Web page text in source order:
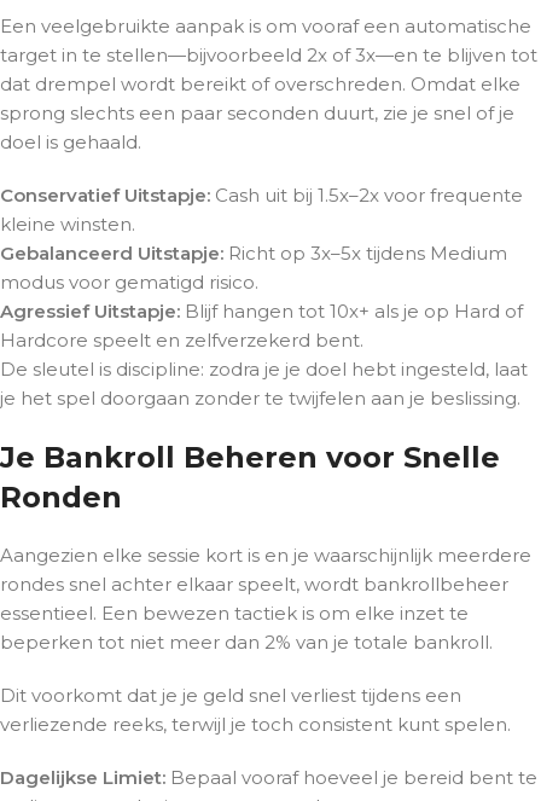
Een veelgebruikte aanpak is om vooraf een automatische
target in te stellen—bijvoorbeeld 2x of 3x—en te blijven tot
dat drempel wordt bereikt of overschreden. Omdat elke
sprong slechts een paar seconden duurt, zie je snel of je
doel is gehaald.
Conservatief Uitstapje: Cash uit bij 1.5x–2x voor frequente
kleine winsten.
Gebalanceerd Uitstapje: Richt op 3x–5x tijdens Medium
modus voor gematigd risico.
Agressief Uitstapje: Blijf hangen tot 10x+ als je op Hard of
Hardcore speelt en zelfverzekerd bent.
De sleutel is discipline: zodra je je doel hebt ingesteld, laat
je het spel doorgaan zonder te twijfelen aan je beslissing.
Je Bankroll Beheren voor Snelle
Ronden
Aangezien elke sessie kort is en je waarschijnlijk meerdere
rondes snel achter elkaar speelt, wordt bankrollbeheer
essentieel. Een bewezen tactiek is om elke inzet te
beperken tot niet meer dan 2% van je totale bankroll.
Dit voorkomt dat je je geld snel verliest tijdens een
verliezende reeks, terwijl je toch consistent kunt spelen.
Dagelijkse Limiet: Bepaal vooraf hoeveel je bereid bent te